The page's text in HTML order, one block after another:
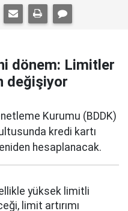
dönem: Limitler
değişiyor
Kurumu (BDDK)
kredi kartı
hesaplanacak.
yüksek limitli
limit artırımı